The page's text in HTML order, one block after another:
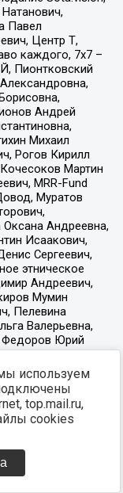
используем
top.mail.ru,
cookies